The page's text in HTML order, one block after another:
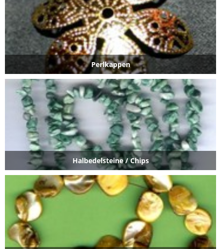
Perlkappen
Halbedelsteine / Chips